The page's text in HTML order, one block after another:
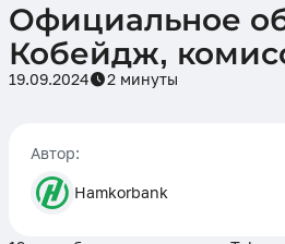
Официальное
Кобейдж,
19.09.2024 2 минуты
Автор:
Hamkorbank